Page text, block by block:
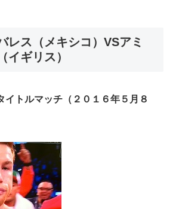
レス（メキシコ）VSアミ
イギリス）
イトルマッチ（２０１６年５月８